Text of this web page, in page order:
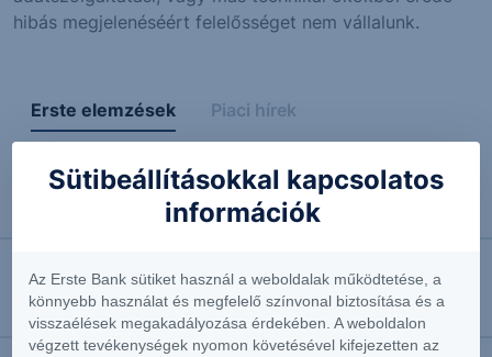
hibás megjelenéséért felelősséget nem vállalunk.
Erste elemzések Piaci hírek
2026.08.07. 15:40
Behúzta a kéziféket az amerikai munkaerőpiac
2026.08.07. 15:32
Jó hírt kaptak az amerikai napelemes vállalatok
Sütibeállításokkal kapcsolatos
információk
Az Erste Bank sütiket használ a weboldalak működtetése, a
könnyebb használat és megfelelő színvonal biztosítása és a
visszaélések megakadályozása érdekében. A weboldalon
végzett tevékenységek nyomon követésével kifejezetten az